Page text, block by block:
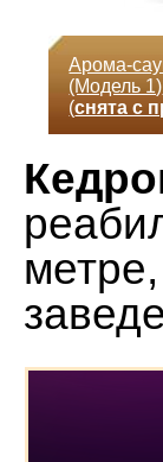
Арома-
(Модель 1)
(снята с